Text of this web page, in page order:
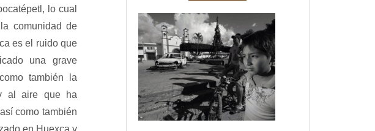
lo cual
comunidad de
es el ruido que
una grave
también la
al aire que ha
como también
en Huexca y